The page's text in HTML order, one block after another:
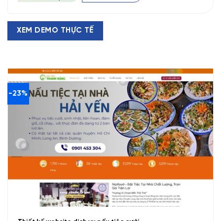
550.000 VND.
XEM DEMO THỰC TẾ
-23%